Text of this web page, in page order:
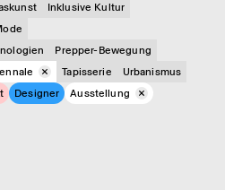
Inklusive Kultur
Prepper-Bewegung
Tapisserie
Urbanismus
Designer
Ausstellung